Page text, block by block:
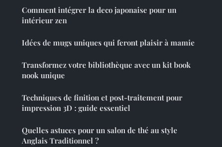
Comment intégrer la deco japonaise pour un
intérieur zen
Idées de mugs uniques qui feront plaisir à mamie
Transformez votre bibliothèque avec un kit book
nook unique
Techniques de finition et post-traitement pour
impression 3D : guide essentiel
Quelles astuces pour un salon de thé au style
Anglais Traditionnel ?